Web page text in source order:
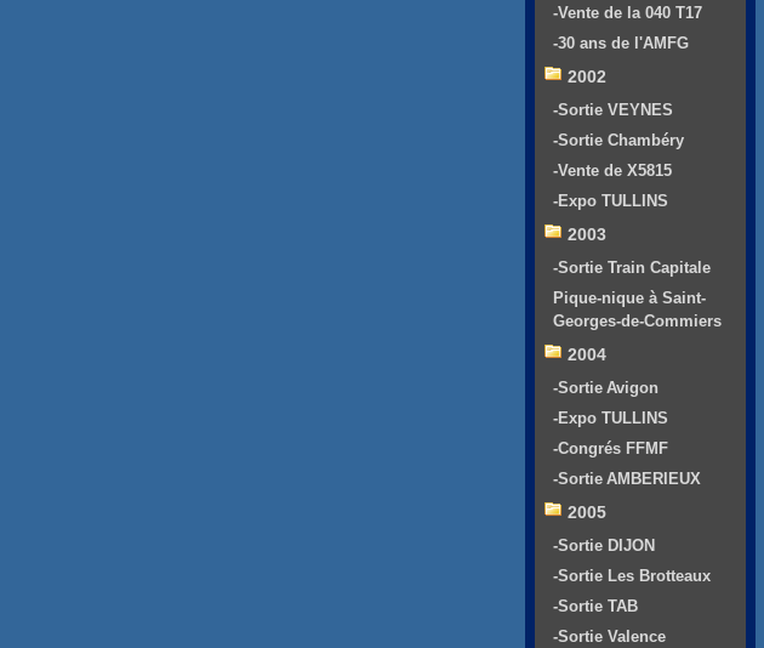
-Vente de la 040 T17
-30 ans de l'AMFG
2002
-Sortie VEYNES
-Sortie Chambéry
-Vente de X5815
-Expo TULLINS
2003
-Sortie Train Capitale
Pique-nique à Saint-
Georges-de-Commiers
2004
-Sortie Avigon
-Expo TULLINS
-Congrés FFMF
-Sortie AMBERIEUX
2005
-Sortie DIJON
-Sortie Les Brotteaux
-Sortie TAB
-Sortie Valence